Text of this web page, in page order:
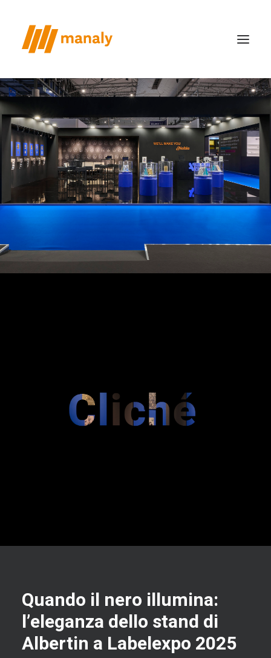
chi siamo
il metodo
realizzazioni
case study
news
contatti
Quando il nero illumina:
l’eleganza dello stand di
Albertin a Labelexpo 2025